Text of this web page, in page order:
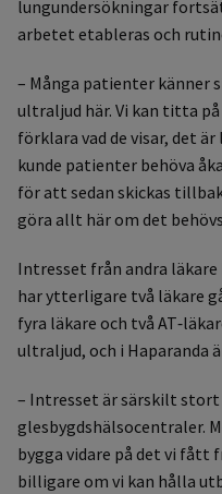
lungundersökningar
arbetet etableras och
– Många patienter känner
ultraljud här. Vi kan titta
förklara vad de visar, det
kunde patienter behöva
för att sedan skickas
göra allt här om det
Intresset från andra
har ytterligare två läkare
fyra läkare och två
ultraljud, och i Haparanda
– Intresset är särskilt stort
glesbygdshälsocentraler.
bygga vidare på det vi fått
billigare om vi kan hålla